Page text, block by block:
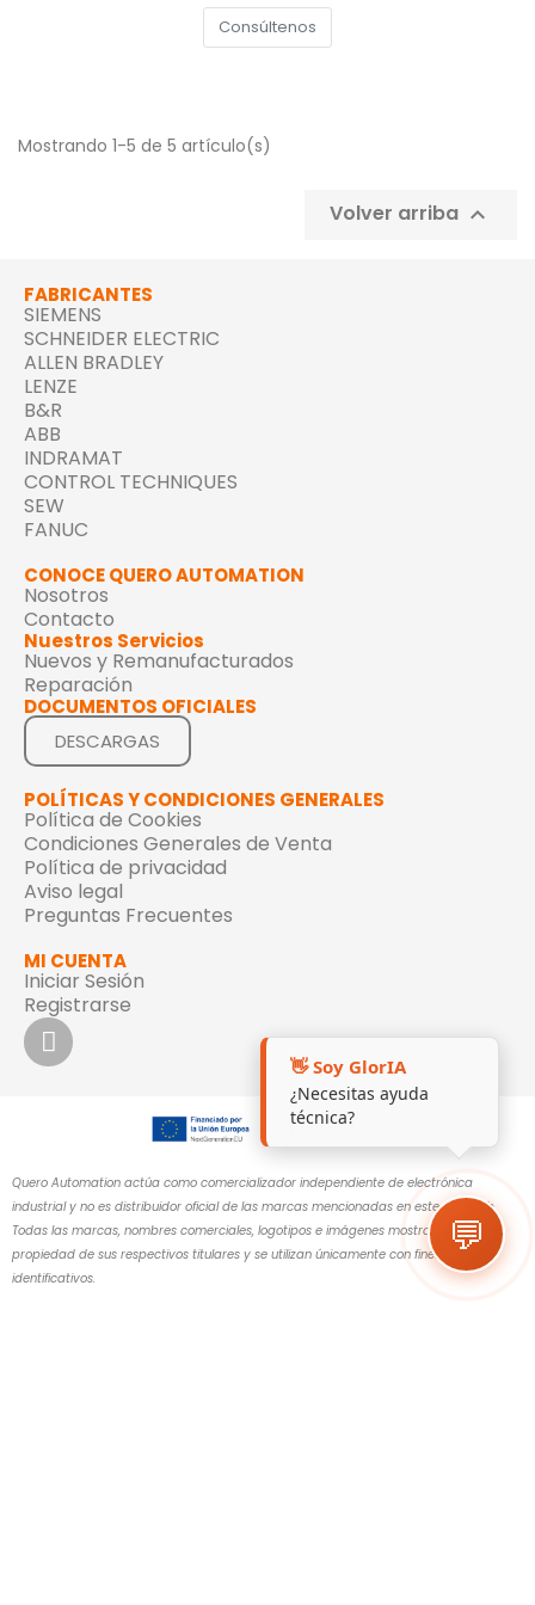
Consúltenos
Mostrando 1-5 de 5 artículo(s)
Volver arriba 
FABRICANTES
SIEMENS
SCHNEIDER ELECTRIC
ALLEN BRADLEY
LENZE
B&R
ABB
INDRAMAT
CONTROL TECHNIQUES
SEW
FANUC
CONOCE QUERO AUTOMATION
Nosotros
Contacto
Nuestros Servicios
Nuevos y Remanufacturados
Reparación
DOCUMENTOS OFICIALES
DESCARGAS
POLÍTICAS Y CONDICIONES GENERALES
Política de Cookies
Condiciones Generales de Venta
Política de privacidad
Aviso legal
Preguntas Frecuentes
MI CUENTA
Iniciar Sesión
Registrarse
👋 Soy GlorIA
¿Necesitas ayuda
técnica?
💬
Quero Automation actúa como comercializador independiente de electrónica
industrial y no es distribuidor oficial de las marcas mencionadas en este sitio web.
Todas las marcas, nombres comerciales, logotipos e imágenes mostrados son
propiedad de sus respectivos titulares y se utilizan únicamente con fines
identificativos.